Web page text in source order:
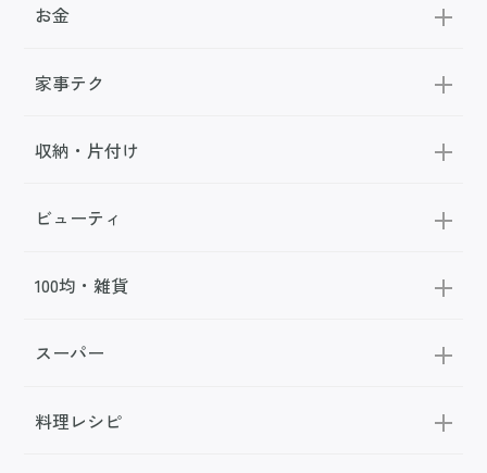
お金
家事テク
収納・片付け
ビューティ
100均・雑貨
スーパー
料理レシピ